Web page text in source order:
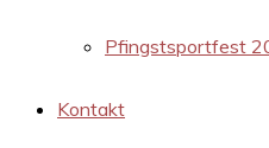
Pfingstsportfest
Kontakt